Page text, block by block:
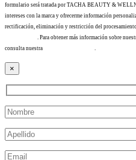
formulario será tratada por TACHA BEAUTY &
intereses con la marca y ofrecerme información
rectificación, eliminación y restricción del
. Para obtener más información sobre
consulta nuestra
×